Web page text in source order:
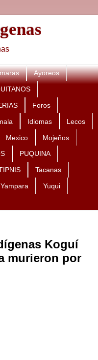
Ayoreos
Foros
Idiomas Lecos
Mexico Mojeños
PUQUINA
Tacanas
Yampara Yuqui
Koguí
murieron por